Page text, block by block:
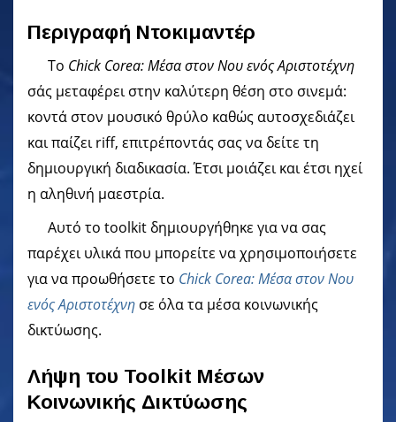
Περιγραφή Ντοκιμαντέρ
Το Chick Corea: Μέσα στον Νου ενός Αριστοτέχνη
σάς μεταφέρει στην καλύτερη θέση στο σινεμά:
κοντά στον μουσικό θρύλο καθώς αυτοσχεδιάζει
και παίζει riff, επιτρέποντάς σας να δείτε τη
δημιουργική διαδικασία. Έτσι μοιάζει και έτσι ηχεί
η αληθινή μαεστρία.
Αυτό το toolkit δημιουργήθηκε για να σας
παρέχει υλικά που μπορείτε να χρησιμοποιήσετε
για να προωθήσετε το Chick Corea: Μέσα στον Νου
ενός Αριστοτέχνη σε όλα τα μέσα κοινωνικής
δικτύωσης.
Λήψη του Toolkit Μέσων
Κοινωνικής Δικτύωσης